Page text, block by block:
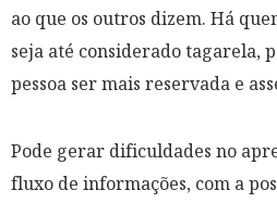
ao que os outros dizem. Há
seja até considerado tagarela,
pessoa ser mais reservada e
Pode gerar dificuldades no
fluxo de informações, com a